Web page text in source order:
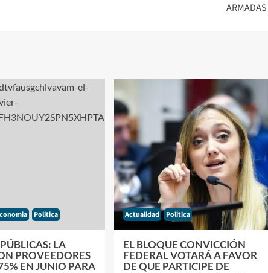
ARMADAS
Politica
LA
PROVEEDORES
EN JUNIO PARA
Actualidad Politica
EL BLOQUE CONVICCIÓN
FEDERAL VOTARÁ A FAVOR
DE QUE PARTICIPE DE